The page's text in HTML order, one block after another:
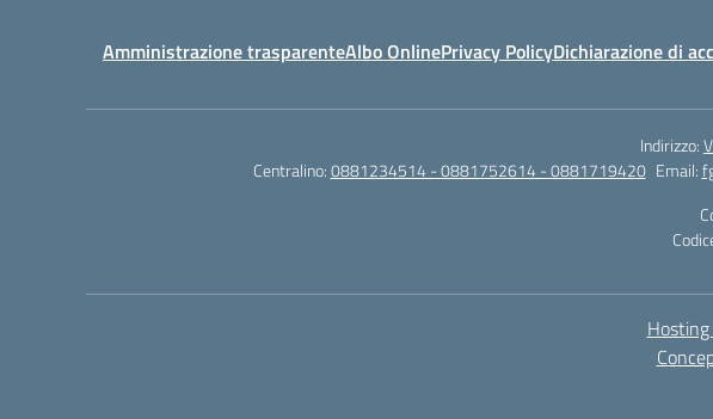
Amministrazione trasparenteAlbo OnlinePrivacy PolicyDichiarazione di
Indirizzo:
Centralino:0881234514 - 0881752614 - 0881719420 Email: